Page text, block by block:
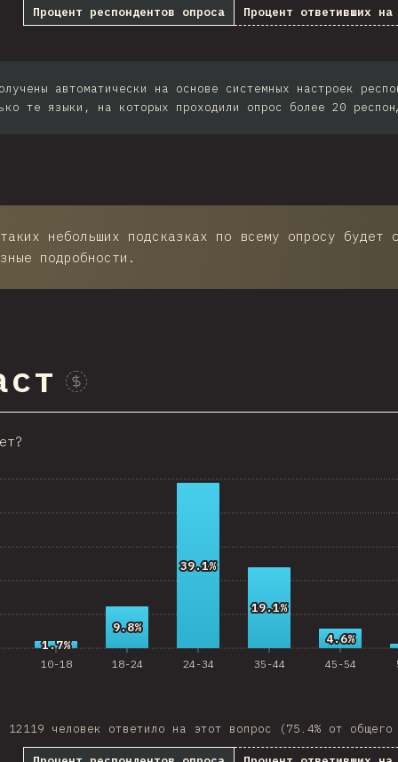
Thailand
Uruguay
Vietnam
Estonia
Egypt
Republic
Ecuador
Croatia
Nigeria
Slovakia
Greece
Africa
Процент респондентов опроса Процент ответивших на
автоматически на основе системных настроек
те языки, на которых проходили опрос более 20
небольших подсказках по всему опросу будет
подробности.
Проспонсировать этот график
10-18 18-24 24-34 35-44 45-54
1.7%
1.7%
9.8%
9.8%
39.1%
39.1%
19.1%
19.1%
4.6%
4.6%
12119 человек ответило на этот вопрос (75.4% от общего